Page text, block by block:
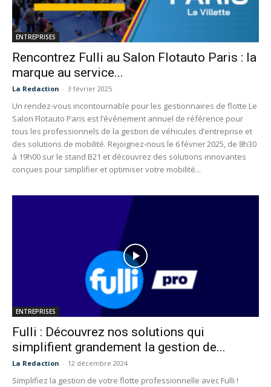
ENTREPRISES
Rencontrez Fulli au Salon Flotauto Paris : la
marque au service...
La Redaction - 3 février 2025
Un rendez-vous incontournable pour les gestionnaires de flotte Le
Salon Flotauto Paris est l’événement annuel de référence pour
tous les professionnels de la gestion de véhicules d’entreprise et
des solutions de mobilité. Rejoignez-nous le 6 février 2025, de 8h30
à 19h00 sur le stand B21 et découvrez des solutions innovantes
conçues pour simplifier et optimiser votre mobilité...
ENTREPRISES
Fulli : Découvrez nos solutions qui
simplifient grandement la gestion de...
La Redaction - 12 décembre 2024
Simplifiez la gestion de votre flotte professionnelle avec Fulli !